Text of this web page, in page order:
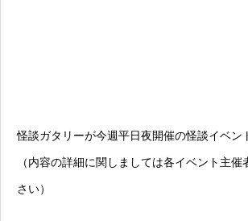
怪談ガタリーが今週平日夜開催の怪談イベン
（内容の詳細に関しましては各イベント主
さい）